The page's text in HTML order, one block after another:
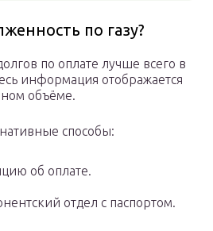
по газу?
по оплате лучше всего в
информация отображается
объёме.
способы:
об оплате.
отдел с паспортом.